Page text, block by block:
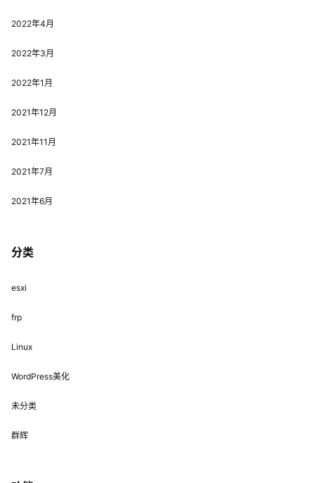
2022年4月
2022年3月
2022年1月
2021年12月
2021年11月
2021年7月
2021年6月
分类
esxi
frp
Linux
WordPress美化
未分类
群辉